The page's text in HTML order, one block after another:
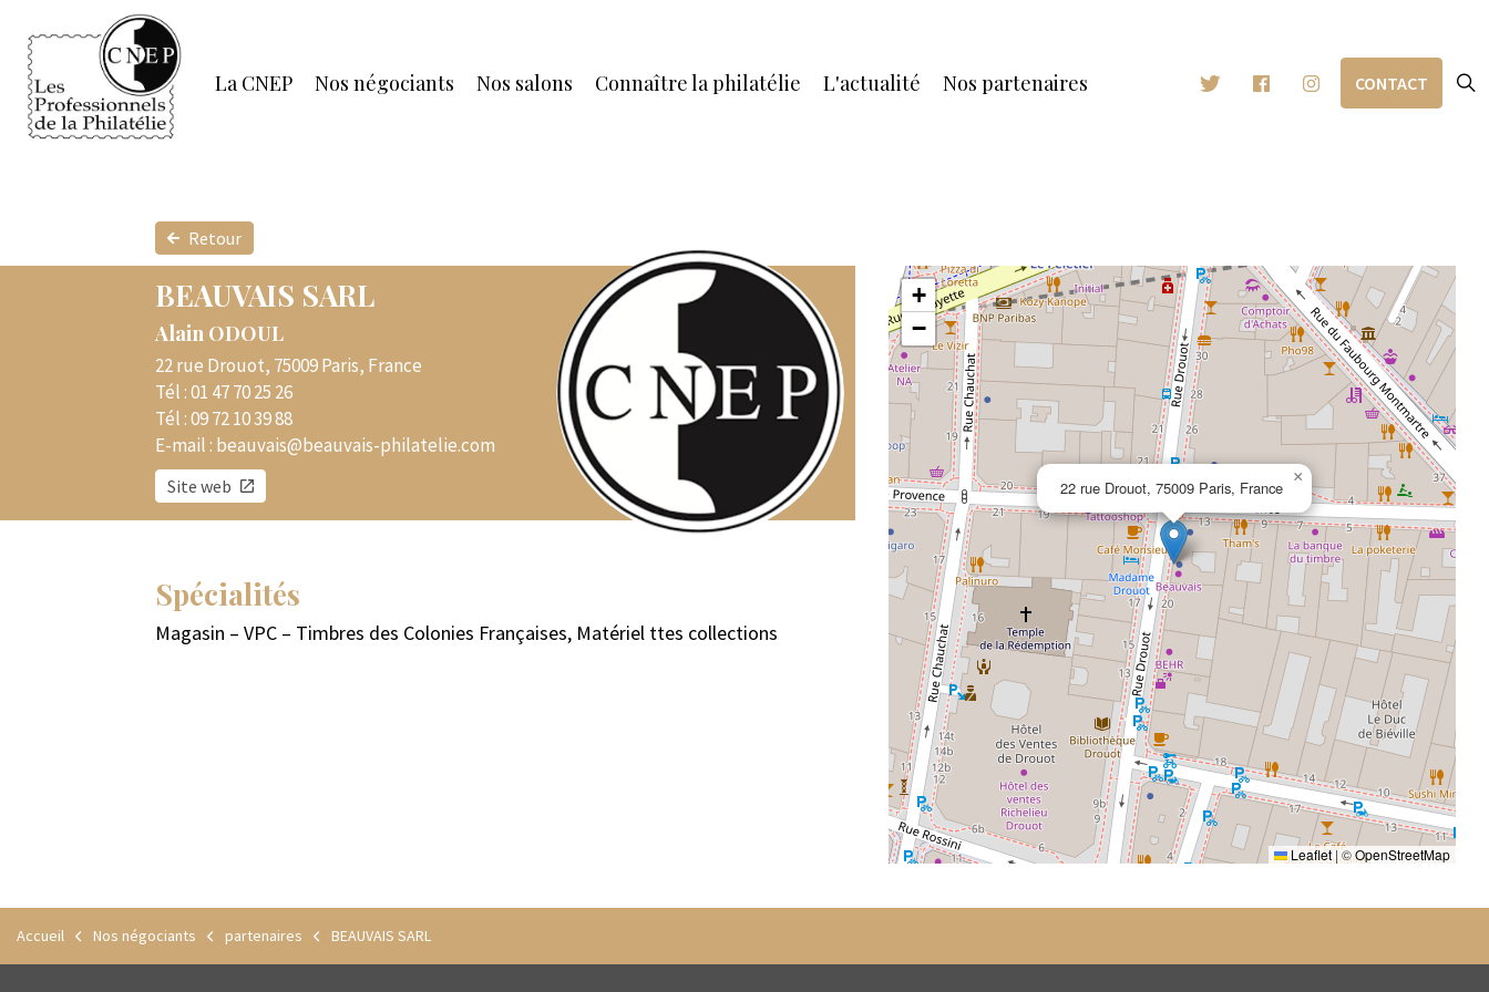
La CNEP Nos négociants Nos salons Connaître la philatélie L'actualité Nos partenaires CONTACT
Retour
BEAUVAIS SARL
Alain ODOUL
22 rue Drouot, 75009 Paris, France
Tél :01 47 70 25 26
Tél :09 72 10 39 88
E-mail : beauvais@beauvais-philatelie.com
Site web
Spécialités
Magasin – VPC – Timbres des Colonies Françaises, Matériel ttes collections
22 rue Drouot, 75009 Paris, France
×
+
−
Leaflet |©OpenStreetMap
Accueil Nos négociants partenaires BEAUVAIS SARL